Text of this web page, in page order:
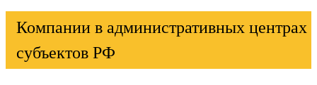
Компании в административных центрах
субъектов РФ